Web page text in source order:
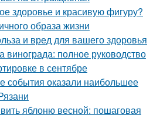
здоровье и красивую фигуру?
образа жизни
и вред для вашего здоровья
винограда: полное руководство
в сентябре
события оказали наибольшее
яблоню весной: пошаговая